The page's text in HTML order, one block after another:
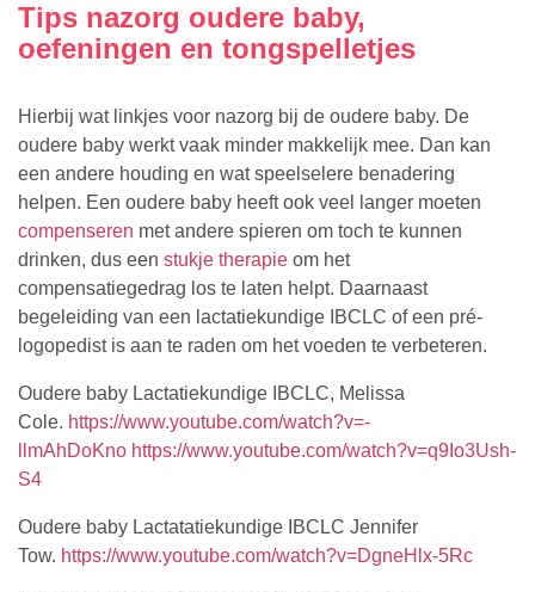
Tips nazorg oudere baby,
oefeningen en tongspelletjes
Hierbij wat linkjes voor nazorg bij de oudere baby. De
oudere baby werkt vaak minder makkelijk mee. Dan kan
een andere houding en wat speelselere benadering
helpen. Een oudere baby heeft ook veel langer moeten
compenseren met andere spieren om toch te kunnen
drinken, dus een stukje therapie om het
compensatiegedrag los te laten helpt. Daarnaast
begeleiding van een lactatiekundige IBCLC of een pré-
logopedist is aan te raden om het voeden te verbeteren.
Oudere baby Lactatiekundige IBCLC, Melissa
Cole. https://www.youtube.com/watch?v=-
llmAhDoKno https://www.youtube.com/watch?v=q9Io3Ush-
S4
Oudere baby Lactatatiekundige IBCLC Jennifer
Tow. https://www.youtube.com/watch?v=DgneHlx-5Rc